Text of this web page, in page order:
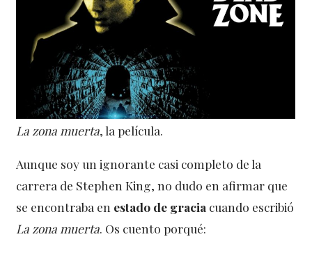
La zona muerta, la película.
Aunque soy un ignorante casi completo de la
carrera de Stephen King, no dudo en afirmar que
se encontraba en estado de gracia cuando escribió
La zona muerta. Os cuento porqué: